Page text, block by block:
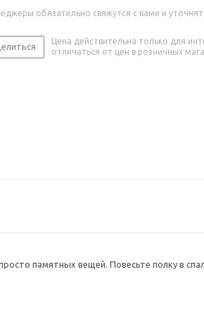
обязательно свяжутся с вами и уточнят
Цена действительна только для
отличаться от цен в розничных
памятных вещей. Повесьте полку в